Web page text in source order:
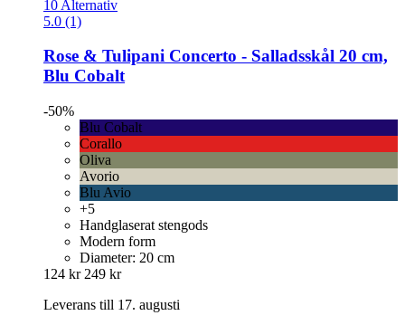
10 Alternativ
5.0 (1)
Rose & Tulipani Concerto -​ Salladsskål 20 cm,
Blu Cobalt
-50%
Blu Cobalt
Corallo
Oliva
Avorio
Blu Avio
+5
Handglaserat stengods
Modern form
Diameter: 20 cm
124 kr 249 kr
Leverans till 17. augusti